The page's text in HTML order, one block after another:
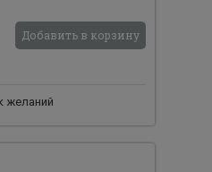
Добавить в корзину
желаний